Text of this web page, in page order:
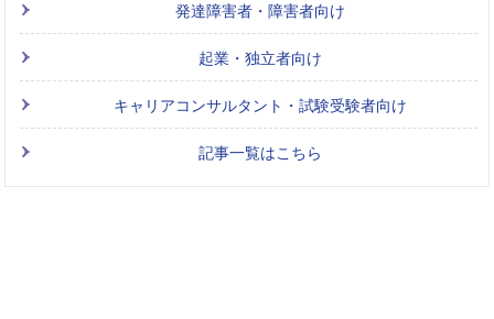
発達障害者・障害者向け
起業・独立者向け
キャリアコンサルタント・試験受験者向け
記事一覧はこちら